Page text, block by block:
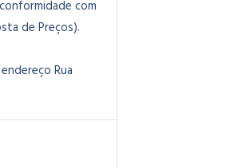
com
de Preços).
Rua